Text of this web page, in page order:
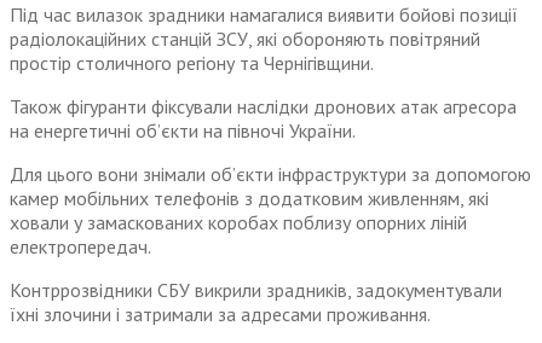
Під час вилазок зрадники намагалися виявити бойові позиції
радіолокаційних станцій ЗСУ, які обороняють повітряний
простір столичного регіону та Чернігівщини.
Також фігуранти фіксували наслідки дронових атак агресора
на енергетичні об’єкти на півночі України.
Для цього вони знімали об’єкти інфраструктури за допомогою
камер мобільних телефонів з додатковим живленням, які
ховали у замаскованих коробах поблизу опорних ліній
електропередач.
Контррозвідники СБУ викрили зрадників, задокументували
їхні злочини і затримали за адресами проживання.